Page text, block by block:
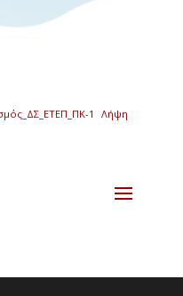
1 Λήψη